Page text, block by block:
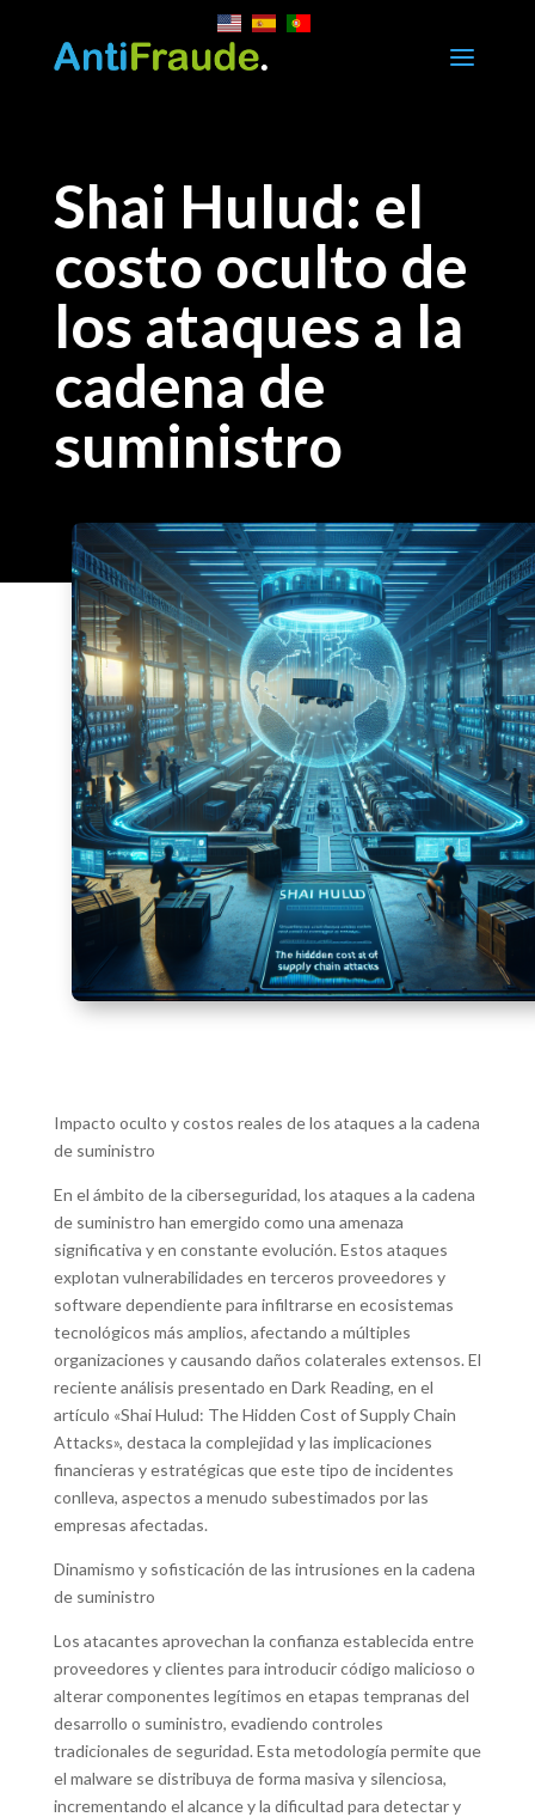
a
Shai Hulud: el
costo oculto de
los ataques a la
cadena de
suministro
Impacto oculto y costos reales de los ataques a la cadena
de suministro
En el ámbito de la ciberseguridad, los ataques a la cadena
de suministro han emergido como una amenaza
significativa y en constante evolución. Estos ataques
explotan vulnerabilidades en terceros proveedores y
software dependiente para infiltrarse en ecosistemas
tecnológicos más amplios, afectando a múltiples
organizaciones y causando daños colaterales extensos. El
reciente análisis presentado en Dark Reading, en el
artículo «Shai Hulud: The Hidden Cost of Supply Chain
Attacks», destaca la complejidad y las implicaciones
financieras y estratégicas que este tipo de incidentes
conlleva, aspectos a menudo subestimados por las
empresas afectadas.
Dinamismo y sofisticación de las intrusiones en la cadena
de suministro
Los atacantes aprovechan la confianza establecida entre
proveedores y clientes para introducir código malicioso o
alterar componentes legítimos en etapas tempranas del
desarrollo o suministro, evadiendo controles
tradicionales de seguridad. Esta metodología permite que
el malware se distribuya de forma masiva y silenciosa,
incrementando el alcance y la dificultad para detectar y